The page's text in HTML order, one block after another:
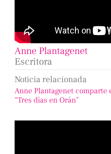
Anne Plantagenet
Escritora
Noticia relacionada
Anne Plantagenet comparte
“Tres días en Orán”